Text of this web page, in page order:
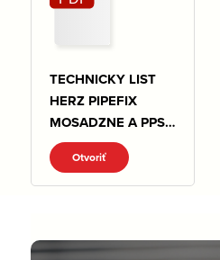
TECHNICKY LIST
HERZ PIPEFIX
MOSADZNE A PPSU
TVAROVKY.pdf
Otvoriť